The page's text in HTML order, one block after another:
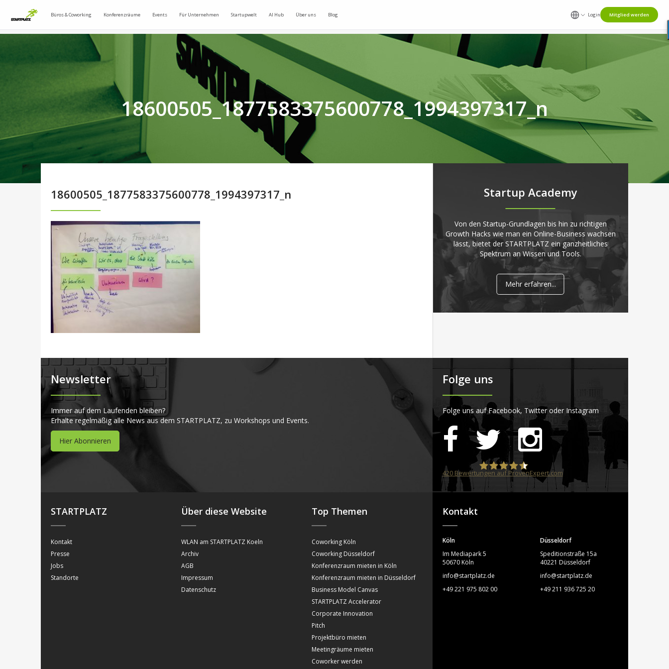
Büros & Coworking Konferenzräume Events Für Unternehmen Startupwelt AI Hub Über uns Blog Login Mitglied werden
18600505_1877583375600778_1994397317_n
18600505_1877583375600778_1994397317_n Startup Academy
Von den Startup-Grundlagen bis hin zu richtigen
Growth Hacks wie man ein Online-Business wachsen
lässt, bietet der STARTPLATZ ein ganzheitliches
Spektrum an Wissen und Tools.
Mehr erfahren...
Newsletter
Immer auf dem Laufenden bleiben?
Erhalte regelmäßig alle News aus dem STARTPLATZ, zu Workshops und Events.
Hier Abonnieren
Folge uns
Folge uns auf Facebook, Twitter oder Instagram
STARTPLATZ
420Bewertungen auf ProvenExpert.com
STARTPLATZ
Kontakt
Presse
Jobs
Standorte
Über diese Website
WLAN am STARTPLATZ Koeln
Archiv
AGB
Impressum
Datenschutz
Top Themen
Coworking Köln
Coworking Düsseldorf
Konferenzraum mieten in Köln
Konferenzraum mieten in Düsseldorf
Business Model Canvas
STARTPLATZ Accelerator
Corporate Innovation
Pitch
Projektbüro mieten
Meetingräume mieten
Coworker werden
Kontakt
Köln
Im Mediapark 5
50670 Köln
info@startplatz.de
+49 221 975 802 00
Düsseldorf
Speditionstraße 15a
40221 Düsseldorf
info@startplatz.de
+49 211 936 725 20